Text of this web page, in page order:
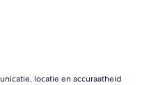
locatie en accuraatheid